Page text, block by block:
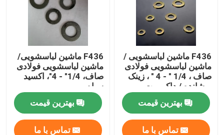
F436 ماشین لباسشویی /
ماشین لباسشویی فولادی
صاف ، 1/4 " - 4 " ، زینک
پوشانده / داکرومت
بهترین قیمت
تماس با ما
F436 ماشین لباسشویی/
ماشین لباسشویی فولادی
صاف، 1/4" - 4"، اکسید
سیاه
بهترین قیمت
تماس با ما